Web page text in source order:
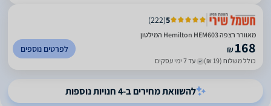
5
(
222
)
מאוורר רצפה Hemilton HEM603 המילטון
₪168
כולל משלוח (19 ₪) עד 7 ימי עסקים
לפרטים נוספים
להשוואת מחירים ב-4 חנויות נוספות